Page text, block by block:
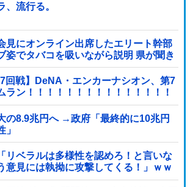
、流行る。
見にオンライン出席したエリート幹部
姿でタバコを吸いながら説明 県が聞き
回戦】DeNA・エンカーナシオン、第7
ラン！！！！！！！！！！！！！！！
の8.9兆円へ →政府「最終的に10兆円
」
リベラルは多様性を認めろ！と言いな
意見には執拗に攻撃してくる！」ｗｗ
ｗｗｗｗ